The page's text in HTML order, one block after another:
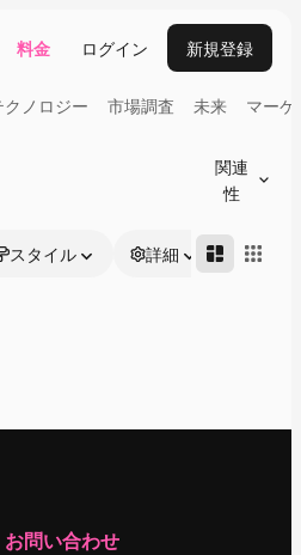
料金 ログイン 新規登録
クノロジー 市場調査 未来 マー
関連
性
スタイル 詳細
お問い合わせ